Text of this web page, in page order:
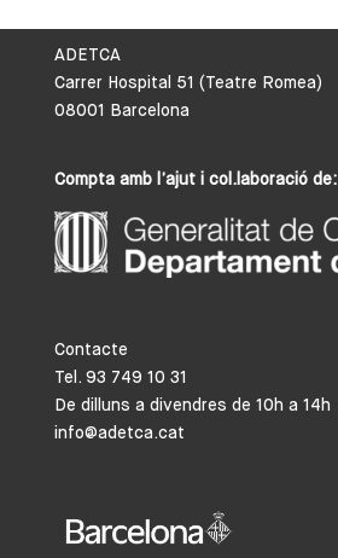
ADETCA
Carrer Hospital 51 (Teatre Romea)
08001 Barcelona
Compta amb l’ajut i col.laboració de:
Contacte
Tel. 93 749 10 31
De dilluns a divendres de 10h a 14h
info@adetca.cat